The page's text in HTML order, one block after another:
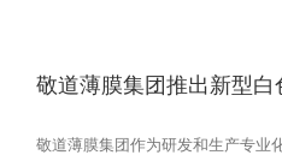
敬道薄膜集团推出新型
敬道薄膜集团作为研发和生产专业